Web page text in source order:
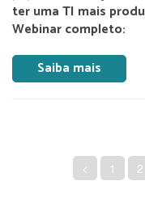
ter uma TI mais
Webinar completo:
Saiba mais
< 1 2